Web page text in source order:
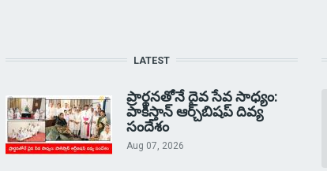
LATEST
ప్రార్థనతోనే దైవ సేవ సాధ్యం:
పాకిస్తాన్‌ ఆర్చ్‌బిషప్ దివ్య
సందేశం
Aug 07, 2026